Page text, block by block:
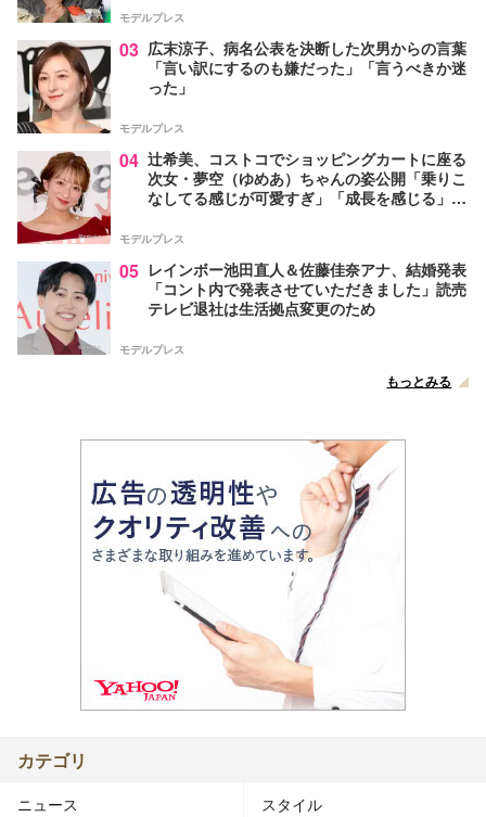
モデルプレス
03 広末涼子、病名公表を決断した次男からの言葉
「言い訳にするのも嫌だった」「言うべきか迷
った」
モデルプレス
04 辻希美、コストコでショッピングカートに座る
次女・夢空（ゆめあ）ちゃんの姿公開「乗りこ
なしてる感じが可愛すぎ」「成長を感じる」の
モデルプレス
05 レインボー池田直人＆佐藤佳奈アナ、結婚発表
「コント内で発表させていただきました」読売
テレビ退社は生活拠点変更のため
モデルプレス
もっとみる
カテゴリ
ニュース スタイル